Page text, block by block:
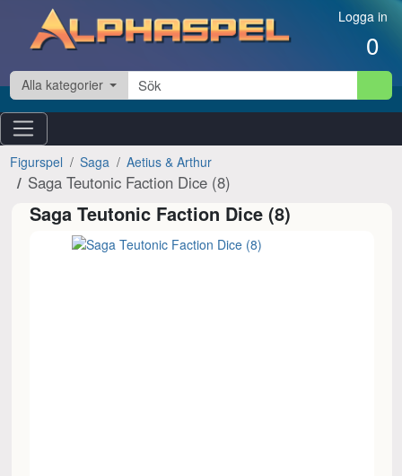
Hoppa till innehåll Logga in
0
Alla kategorier
Figurspel Saga Aetius & Arthur
Saga Teutonic Faction Dice (8)
Saga Teutonic Faction Dice (8)